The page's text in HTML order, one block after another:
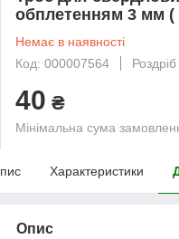
обплетенням 3 мм (
Немає в наявності
Код: 000007564
Роздріб
40 ₴
Мінімальна сума
Характеристики
Опис